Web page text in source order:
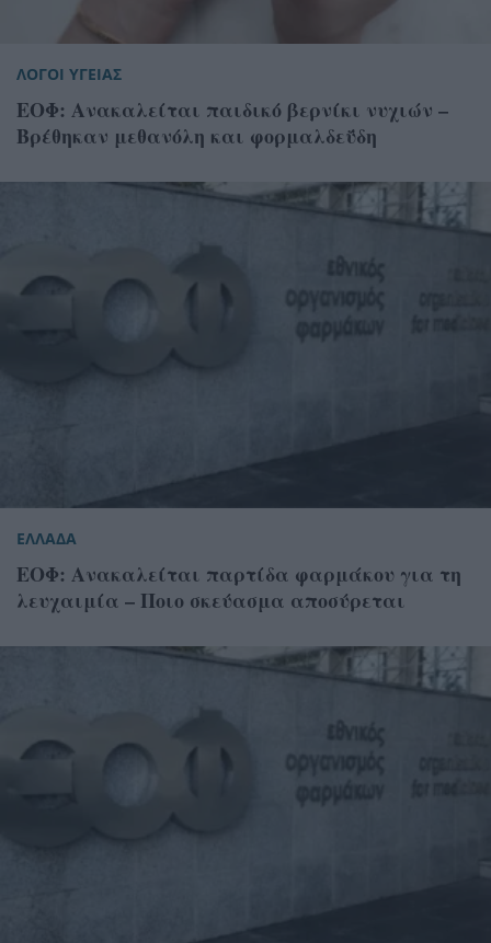
ΛΟΓΟΙ ΥΓΕΙΑΣ
ΕΟΦ: Ανακαλείται παιδικό βερνίκι νυχιών –
Βρέθηκαν μεθανόλη και φορμαλδεΰδη
ΕΛΛΑΔΑ
ΕΟΦ: Ανακαλείται παρτίδα φαρμάκου για τη
λευχαιμία – Ποιο σκεύασμα αποσύρεται